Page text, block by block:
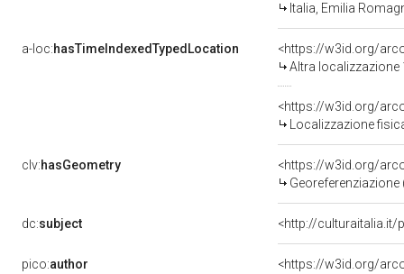
Italia, Emilia
a-loc:hasTimeIndexedTypedLocation
<https://w3id.org/
Altra localizzazione
<https://w3id.org/
Localizzazione
clv:hasGeometry
<https://w3id.org/
dc:subject <http://culturaitalia.it/
pico:author
<https://w3id.org/